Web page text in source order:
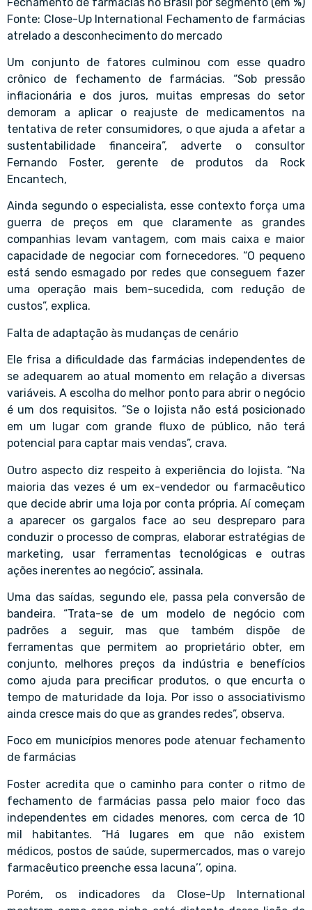
Fonte: Close-Up International Fechamento de farmácias
atrelado a desconhecimento do mercado
Um conjunto de fatores culminou com esse quadro
crônico de fechamento de farmácias. “Sob pressão
inflacionária e dos juros, muitas empresas do setor
demoram a aplicar o reajuste de medicamentos na
tentativa de reter consumidores, o que ajuda a afetar a
sustentabilidade financeira”, adverte o consultor
Fernando Foster, gerente de produtos da Rock
Encantech,
Ainda segundo o especialista, esse contexto força uma
guerra de preços em que claramente as grandes
companhias levam vantagem, com mais caixa e maior
capacidade de negociar com fornecedores. “O pequeno
está sendo esmagado por redes que conseguem fazer
uma operação mais bem-sucedida, com redução de
custos”, explica.
Falta de adaptação às mudanças de cenário
Ele frisa a dificuldade das farmácias independentes de
se adequarem ao atual momento em relação a diversas
variáveis. A escolha do melhor ponto para abrir o negócio
é um dos requisitos. “Se o lojista não está posicionado
em um lugar com grande fluxo de público, não terá
potencial para captar mais vendas”, crava.
Outro aspecto diz respeito à experiência do lojista. “Na
maioria das vezes é um ex-vendedor ou farmacêutico
que decide abrir uma loja por conta própria. Aí começam
a aparecer os gargalos face ao seu despreparo para
conduzir o processo de compras, elaborar estratégias de
marketing, usar ferramentas tecnológicas e outras
ações inerentes ao negócio”, assinala.
Uma das saídas, segundo ele, passa pela conversão de
bandeira. “Trata-se de um modelo de negócio com
padrões a seguir, mas que também dispõe de
ferramentas que permitem ao proprietário obter, em
conjunto, melhores preços da indústria e benefícios
como ajuda para precificar produtos, o que encurta o
tempo de maturidade da loja. Por isso o associativismo
ainda cresce mais do que as grandes redes”, observa.
Foco em municípios menores pode atenuar fechamento
de farmácias
Foster acredita que o caminho para conter o ritmo de
fechamento de farmácias passa pelo maior foco das
independentes em cidades menores, com cerca de 10
mil habitantes. “Há lugares em que não existem
médicos, postos de saúde, supermercados, mas o varejo
farmacêutico preenche essa lacuna’’, opina.
Porém, os indicadores da Close-Up International